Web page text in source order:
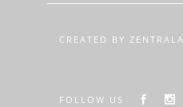
CREATED BY ZENTRALA
FOLLOW US